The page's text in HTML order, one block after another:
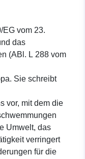
vom 23.
das
(ABl. L 288 vom
Sie schreibt
vor, mit dem die
Umwelt, das
verringert
für die